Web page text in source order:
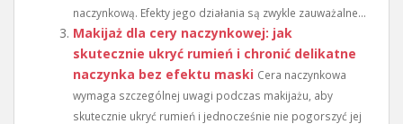
naczynkową. Efekty jego działania są zwykle zauważalne...
Makijaż dla cery naczynkowej: jak
skutecznie ukryć rumień i chronić delikatne
naczynka bez efektu maski Cera naczynkowa
wymaga szczególnej uwagi podczas makijażu, aby
skutecznie ukryć rumień i jednocześnie nie pogorszyć jej